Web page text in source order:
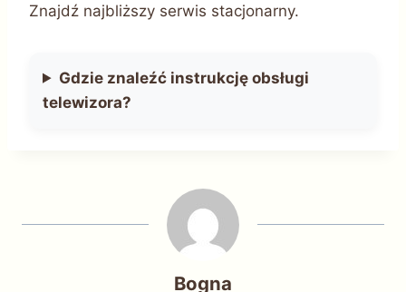
Znajdź najbliższy serwis stacjonarny.
Gdzie znaleźć instrukcję obsługi
telewizora?
Bogna